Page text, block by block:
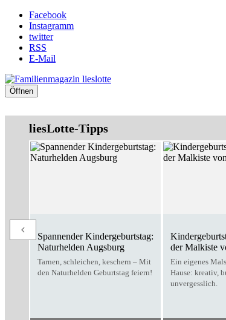
Facebook
Instagramm
twitter
RSS
E-Mail
Öffnen
liesLotte-Tipps
Spannender Kindergeburtstag:
Naturhelden Augsburg
Tarnen, schleichen, keschern – Mit
den Naturhelden Geburtstag feiern!
der Malkiste
Ein eigenes
Hause: kreativ,
unvergesslich.